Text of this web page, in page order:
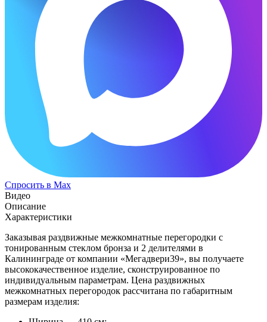
Спросить в Max
Видео
Описание
Характеристики
Заказывая раздвижные межкомнатные перегородки с
тонированным стеклом бронза и 2 делителями в
Калининграде от компании «Мегадвери39», вы получаете
высококачественное изделие, сконструированное по
индивидуальным параметрам. Цена раздвижных
межкомнатных перегородок рассчитана по габаритным
размерам изделия: